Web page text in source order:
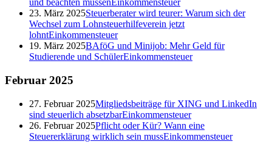
und beachten müssen Einkommensteuer
23. März 2025Steuerberater wird teurer: Warum sich der
Wechsel zum Lohnsteuerhilfeverein jetzt
lohntEinkommensteuer
19. März 2025BAföG und Minijob: Mehr Geld für
Studierende und SchülerEinkommensteuer
Februar 2025
27. Februar 2025Mitgliedsbeiträge für XING und LinkedIn
sind steuerlich absetzbarEinkommensteuer
26. Februar 2025Pflicht oder Kür? Wann eine
Steuererklärung wirklich sein mussEinkommensteuer